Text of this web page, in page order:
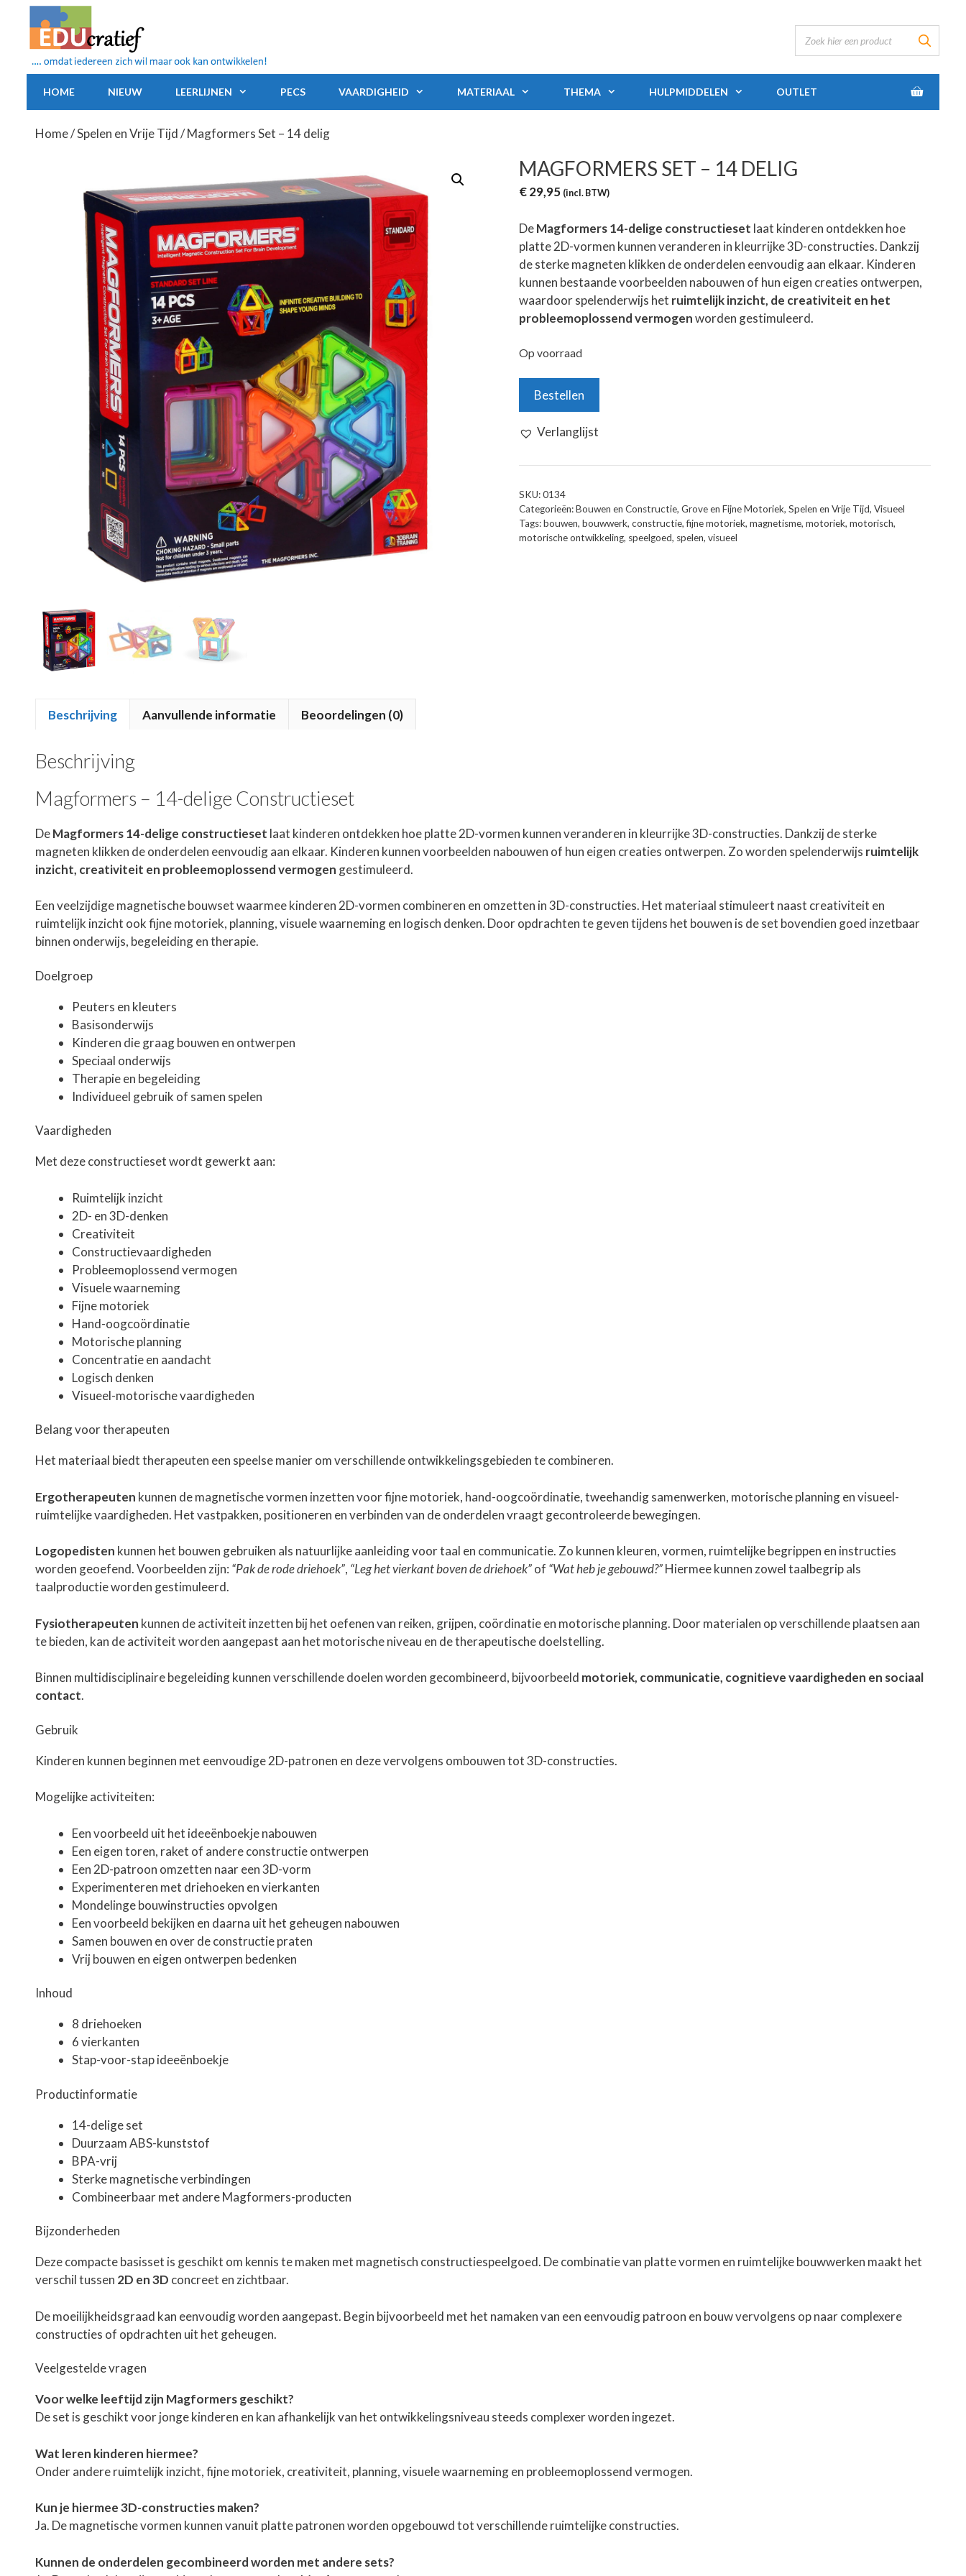
inhoud
HOME NIEUW LEERLIJNEN PECS VAARDIGHEID MATERIAAL THEMA HULPMIDDELEN OUTLET
Home/Spelen en Vrije Tijd/ Magformers Set – 14 delig
MAGFORMERS SET – 14 DELIG
€29,95 (incl. BTW)
DeMagformers 14-delige constructieset laat kinderen ontdekken hoe
platte 2D-vormen kunnen veranderen in kleurrijke 3D-constructies. Dankzij
de sterke magneten klikken de onderdelen eenvoudig aan elkaar. Kinderen
kunnen bestaande voorbeelden nabouwen of hun eigen creaties ontwerpen,
waardoor spelenderwijs het ruimtelijk inzicht, de creativiteit en het
probleemoplossend vermogenworden gestimuleerd.
Op voorraad
Magformers
Set
14
Bestellen
Verlanglijst
SKU:0134
Categorieën:Bouwen en Constructie, Grove en Fijne Motoriek, Spelen en Vrije Tijd, Visueel
Tags:bouwen, bouwwerk, constructie,fijne motoriek, magnetisme, motoriek, motorisch,
motorische ontwikkeling, speelgoed, spelen, visueel
Beschrijving Aanvullende informatie Beoordelingen (0)
Beschrijving
Magformers – 14-delige Constructieset
DeMagformers 14-delige constructieset laat kinderen ontdekken hoe platte 2D-vormen kunnen veranderen in kleurrijke 3D-constructies. Dankzij de sterke
magneten klikken de onderdelen eenvoudig aan elkaar. Kinderen kunnen voorbeelden nabouwen of hun eigen creaties ontwerpen. Zo worden spelenderwijs ruimtelijk
inzicht, creativiteit en probleemoplossend vermogen gestimuleerd.
Een veelzijdige magnetische bouwset waarmee kinderen 2D-vormen combineren en omzetten in 3D-constructies. Het materiaal stimuleert naast creativiteit en
ruimtelijk inzicht ook fijne motoriek, planning, visuele waarneming en logisch denken. Door opdrachten te geven tijdens het bouwen is de set bovendien goed inzetbaar
binnen onderwijs, begeleiding en therapie.
Doelgroep
Peuters en kleuters
Basisonderwijs
Kinderen die graag bouwen en ontwerpen
Speciaal onderwijs
Therapie en begeleiding
Individueel gebruik of samen spelen
Vaardigheden
Met deze constructieset wordt gewerkt aan:
Ruimtelijk inzicht
2D- en 3D-denken
Creativiteit
Constructievaardigheden
Probleemoplossend vermogen
Visuele waarneming
Fijne motoriek
Hand-oogcoördinatie
Motorische planning
Concentratie en aandacht
Logisch denken
Visueel-motorische vaardigheden
Belang voor therapeuten
Het materiaal biedt therapeuten een speelse manier om verschillende ontwikkelingsgebieden te combineren.
Ergotherapeuten kunnen de magnetische vormen inzetten voor fijne motoriek, hand-oogcoördinatie, tweehandig samenwerken, motorische planning en visueel-
ruimtelijke vaardigheden. Het vastpakken, positioneren en verbinden van de onderdelen vraagt gecontroleerde bewegingen.
Logopedisten kunnen het bouwen gebruiken als natuurlijke aanleiding voor taal en communicatie. Zo kunnen kleuren, vormen, ruimtelijke begrippen en instructies
worden geoefend. Voorbeelden zijn: “Pak de rode driehoek”, “Leg het vierkant boven de driehoek”of “Wat heb je gebouwd?”Hiermee kunnen zowel taalbegrip als
taalproductie worden gestimuleerd.
Fysiotherapeuten kunnen de activiteit inzetten bij het oefenen van reiken, grijpen, coördinatie en motorische planning. Door materialen op verschillende plaatsen aan
te bieden, kan de activiteit worden aangepast aan het motorische niveau en de therapeutische doelstelling.
Binnen multidisciplinaire begeleiding kunnen verschillende doelen worden gecombineerd, bijvoorbeeld motoriek, communicatie, cognitieve vaardigheden en sociaal
contact.
Gebruik
Kinderen kunnen beginnen met eenvoudige 2D-patronen en deze vervolgens ombouwen tot 3D-constructies.
Mogelijke activiteiten:
Een voorbeeld uit het ideeënboekje nabouwen
Een eigen toren, raket of andere constructie ontwerpen
Een 2D-patroon omzetten naar een 3D-vorm
Experimenteren met driehoeken en vierkanten
Mondelinge bouwinstructies opvolgen
Een voorbeeld bekijken en daarna uit het geheugen nabouwen
Samen bouwen en over de constructie praten
Vrij bouwen en eigen ontwerpen bedenken
Inhoud
8 driehoeken
6 vierkanten
Stap-voor-stap ideeënboekje
Productinformatie
14-delige set
Duurzaam ABS-kunststof
BPA-vrij
Sterke magnetische verbindingen
Combineerbaar met andere Magformers-producten
Bijzonderheden
Deze compacte basisset is geschikt om kennis te maken met magnetisch constructiespeelgoed. De combinatie van platte vormen en ruimtelijke bouwwerken maakt het
verschil tussen 2D en 3D concreet en zichtbaar.
De moeilijkheidsgraad kan eenvoudig worden aangepast. Begin bijvoorbeeld met het namaken van een eenvoudig patroon en bouw vervolgens op naar complexere
constructies of opdrachten uit het geheugen.
Veelgestelde vragen
Voor welke leeftijd zijn Magformers geschikt?
De set is geschikt voor jonge kinderen en kan afhankelijk van het ontwikkelingsniveau steeds complexer worden ingezet.
Wat leren kinderen hiermee?
Onder andere ruimtelijk inzicht, fijne motoriek, creativiteit, planning, visuele waarneming en probleemoplossend vermogen.
Kun je hiermee 3D-constructies maken?
Ja. De magnetische vormen kunnen vanuit platte patronen worden opgebouwd tot verschillende ruimtelijke constructies.
Kunnen de onderdelen gecombineerd worden met andere sets?